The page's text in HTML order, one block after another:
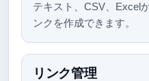
テキスト、CSV、Excel
ンクを作成できます。
リンク管理